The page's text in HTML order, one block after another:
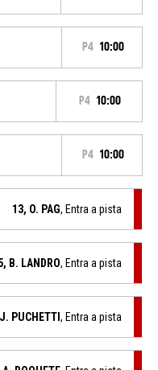
P4 10:00
P4 10:00
P4 10:00
13, O. PAG, Entra a pista
B. LANDRO, Entra a pista
PUCHETTI, Entra a pista